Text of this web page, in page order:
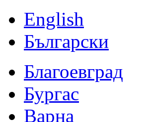
English
Български
Благоевград
Бургас
Варна